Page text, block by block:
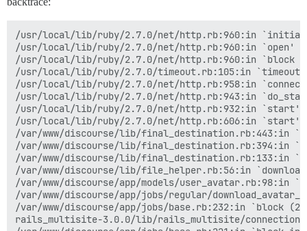
/usr/local/lib/ruby/2.7.0/net/http.rb:960:in
/usr/local/lib/ruby/2.7.0/net/http.rb:960:in `open'
/usr/local/lib/ruby/2.7.0/net/http.rb:960:in `block
/usr/local/lib/ruby/2.7.0/timeout.rb:105:in `timeout'
/usr/local/lib/ruby/2.7.0/net/http.rb:958:in
/usr/local/lib/ruby/2.7.0/net/http.rb:943:in
/usr/local/lib/ruby/2.7.0/net/http.rb:932:in `start'
/usr/local/lib/ruby/2.7.0/net/http.rb:606:in `start'
/var/www/discourse/lib/final_destination.rb:443:in
/var/www/discourse/lib/final_destination.rb:394:in
/var/www/discourse/lib/final_destination.rb:133:in
/var/www/discourse/lib/file_helper.rb:56:in
/var/www/discourse/app/models/user_avatar.rb:98:in
/var/www/discourse/app/jobs/regular/
/var/www/discourse/app/jobs/base.rb:232:in `block
rails_multisite-3.0.0/lib/rails_multisite/